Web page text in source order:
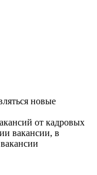
новые
от кадровых
вакансии, в